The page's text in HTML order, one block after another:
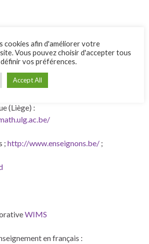
de Mathématique : nombreux liens à
crm/liens/
(Liège) :
; http://www.enseignons.be/ ;
WIMS
en français :
cookies afin d'améliorer votre
Vous pouvez choisir d'accepter tous
vos préférences.
Accept All